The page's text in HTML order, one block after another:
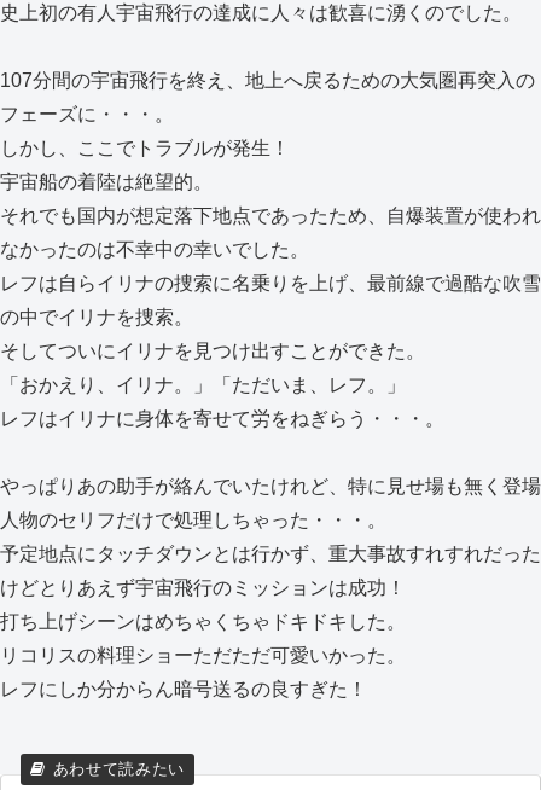
史上初の有人宇宙飛行の達成に人々は歓喜に湧くのでした。
107分間の宇宙飛行を終え、地上へ戻るための大気圏再突入の
フェーズに・・・。
しかし、ここでトラブルが発生！
宇宙船の着陸は絶望的。
それでも国内が想定落下地点であったため、自爆装置が使われ
なかったのは不幸中の幸いでした。
レフは自らイリナの捜索に名乗りを上げ、最前線で過酷な吹雪
の中でイリナを捜索。
そしてついにイリナを見つけ出すことができた。
「おかえり、イリナ。」「ただいま、レフ。」
レフはイリナに身体を寄せて労をねぎらう・・・。
やっぱりあの助手が絡んでいたけれど、特に見せ場も無く登場
人物のセリフだけで処理しちゃった・・・。
予定地点にタッチダウンとは行かず、重大事故すれすれだった
けどとりあえず宇宙飛行のミッションは成功！
打ち上げシーンはめちゃくちゃドキドキした。
リコリスの料理ショーただただ可愛いかった。
レフにしか分からん暗号送るの良すぎた！